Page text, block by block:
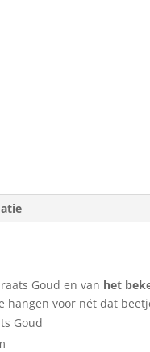
Goud en van het
hangen voor nét dat
Goud